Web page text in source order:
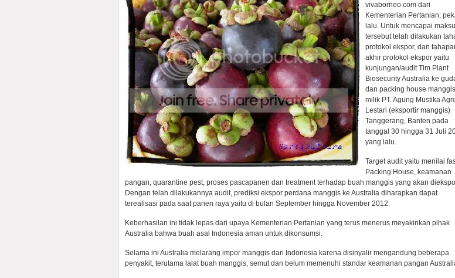
vivaborneo.com dari
Kementerian Pertanian,
lalu. Untuk mencapai
tersebut telah dilakukan
protokol ekspor, dan
akhir protokol ekspor yaitu
kunjungan/audit Tim Plant
Biosecurity Australia ke
dan packing house manggis
milik PT. Agung Mustika
Lestari (eksportir manggis)
Tanggerang, Banten pada
tanggal 30 hingga 31 Juli
yang lalu.
Target audit yaitu menilai
Packing House, keamanan
pangan, quarantine pest, proses pascapanen dan treatment terhadap buah manggis yang akan
Dengan telah dilakukannya audit, prediksi ekspor perdana manggis ke Australia diharapkan dapat
terealisasi pada saat panen raya yaitu di bulan September hingga November 2012.
Keberhasilan ini tidak lepas dari upaya Kementerian Pertanian yang terus menerus meyakinkan pihak
Australia bahwa buah asal Indonesia aman untuk dikonsumsi.
Selama ini Australia melarang impor manggis dari Indonesia karena disinyalir mengandung beberapa
penyakit, terutama lalat buah manggis, semut dan belum memenuhi standar keamanan pangan